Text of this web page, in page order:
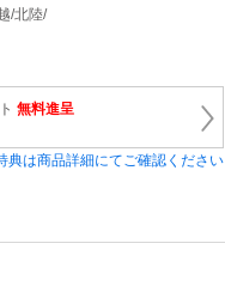
/北陸/
無料進呈
典は商品詳細にてご確認ください